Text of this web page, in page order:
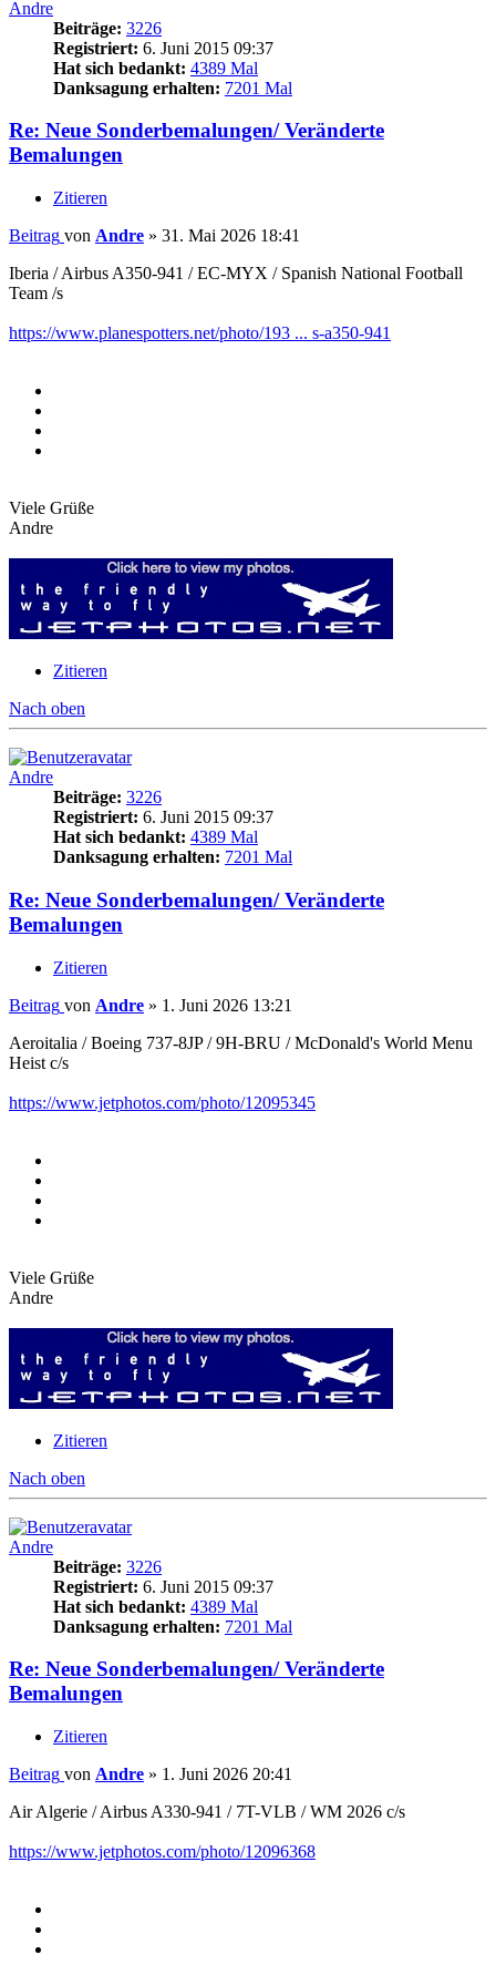
Andre
Beiträge: 3226
Registriert: 6. Juni 2015 09:37
Hat sich bedankt: 4389 Mal
Danksagung erhalten: 7201 Mal
Re: Neue Sonderbemalungen/ Veränderte
Bemalungen
Zitieren
Beitrag von Andre » 31. Mai 2026 18:41
Iberia / Airbus A350-941 / EC-MYX / Spanish National Football
Team /s
https://www.planespotters.net/photo/193 ... s-a350-941
Viele Grüße
Andre
Zitieren
Nach oben
Andre
Beiträge: 3226
Registriert: 6. Juni 2015 09:37
Hat sich bedankt: 4389 Mal
Danksagung erhalten: 7201 Mal
Re: Neue Sonderbemalungen/ Veränderte
Bemalungen
Zitieren
Beitrag von Andre » 1. Juni 2026 13:21
Aeroitalia / Boeing 737-8JP / 9H-BRU / McDonald's World Menu
Heist c/s
https://www.jetphotos.com/photo/12095345
Viele Grüße
Andre
Zitieren
Nach oben
Andre
Beiträge: 3226
Registriert: 6. Juni 2015 09:37
Hat sich bedankt: 4389 Mal
Danksagung erhalten: 7201 Mal
Re: Neue Sonderbemalungen/ Veränderte
Bemalungen
Zitieren
Beitrag von Andre » 1. Juni 2026 20:41
Air Algerie / Airbus A330-941 / 7T-VLB / WM 2026 c/s
https://www.jetphotos.com/photo/12096368